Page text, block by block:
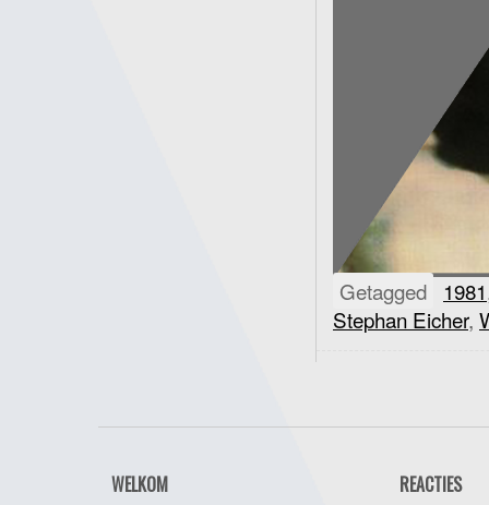
Getagged 1981
Stephan Eicher,
WELKOM REACTIES